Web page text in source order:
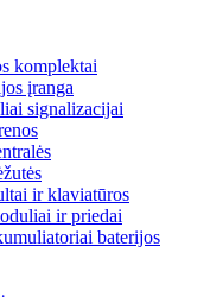
komplektai
įranga
signalizacijai
ir klaviatūros
ir priedai
baterijos